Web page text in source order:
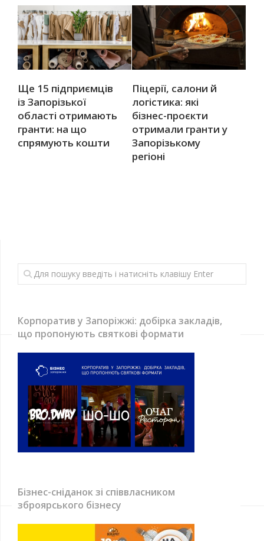
Ще 15 підприємців
із Запорізької
області отримають
гранти: на що
спрямують кошти
Піцерії, салони й
логістика: які
бізнес-проєкти
отримали гранти у
Запорізькому
регіоні
Корпоратив у Запоріжжі: добірка закладів,
що пропонують святкові формати
Бізнес-сніданок зі співвласником
зброярського бізнесу